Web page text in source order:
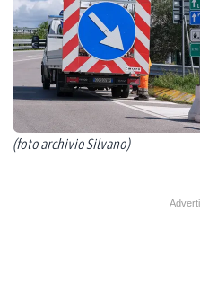
(foto archivio Silvano)